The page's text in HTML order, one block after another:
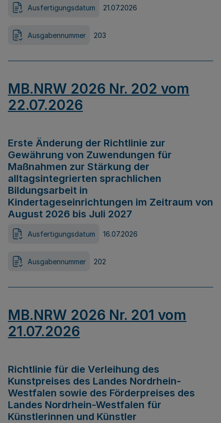
Ausfertigungsdatum 21.07.2026
Ausgabennummer 203
MB.NRW 2026 Nr. 202 vom
22.07.2026
Erste Änderung der Richtlinie zur
Gewährung von Zuwendungen für
Maßnahmen zur Stärkung der
alltagsintegrierten sprachlichen
Bildungsarbeit in
Kindertageseinrichtungen im Zeitraum von
August 2026 bis Juli 2027
Ausfertigungsdatum 16.07.2026
Ausgabennummer 202
MB.NRW 2026 Nr. 201 vom
21.07.2026
Richtlinie für die Verleihung des
Kunstpreises des Landes Nordrhein-
Westfalen sowie des Förderpreises des
Landes Nordrhein-Westfalen für
Künstlerinnen und Künstler